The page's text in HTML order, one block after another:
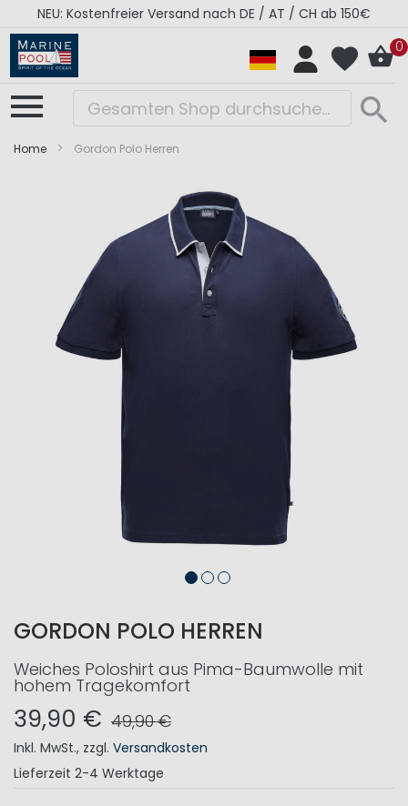
NEU: Kostenfreier Versand nach DE / AT / CH ab 150€
0
Home Gordon Polo Herren
Bildergalerie
springen
Bildergalerie
springen
GORDON POLO HERREN
Weiches Poloshirt aus Pima-Baumwolle mit
hohem Tragekomfort
39,90 € 49,90 €
Inkl. MwSt., zzgl. Versandkosten
Lieferzeit 2-4 Werktage